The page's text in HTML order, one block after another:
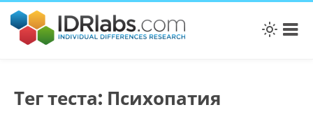
Тег теста: Психопатия